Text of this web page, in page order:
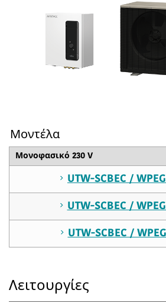
Μοντέλα
Μονοφασικό 230 V
UTW-SCBEC /
UTW-SCBEC /
UTW-SCBEC /
Λειτουργίες